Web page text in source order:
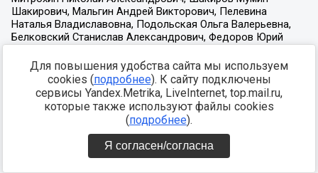
Для повышения удобства сайта мы используем
cookies (подробнее). К сайту подключены
сервисы Yandex.Metrika, LiveInternet, top.mail.ru,
которые также используют файлы cookies
(подробнее).
Я согласен/согласна